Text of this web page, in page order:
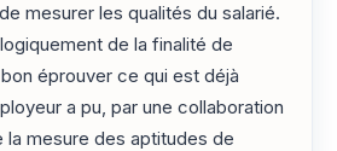
mesurer les qualités du salarié.
de la finalité de
éprouver ce qui est déjà
a pu, par une collaboration
la mesure des aptitudes de